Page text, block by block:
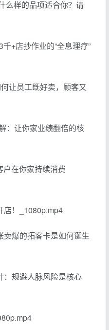
么样的品项适合你？请
+店抄作业的“全息理疗”
让员工既好卖，顾客又
：让你家业绩翻倍的核
户在你家持续消费
店！_1080p.mp4
爆的拓客卡是如何诞生
：规避人脉风险是核心